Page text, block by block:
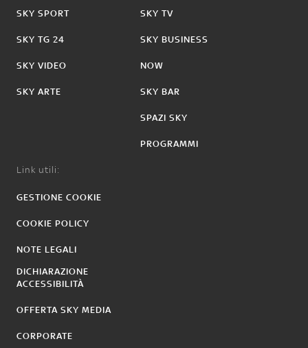
SKY SPORT
SKY TG 24
SKY VIDEO
SKY ARTE
SKY TV
SKY BUSINESS
NOW
SKY BAR
SPAZI SKY
PROGRAMMI
Link utili:
GESTIONE COOKIE
COOKIE POLICY
NOTE LEGALI
DICHIARAZIONE
ACCESSIBILITÀ
OFFERTA SKY MEDIA
CORPORATE